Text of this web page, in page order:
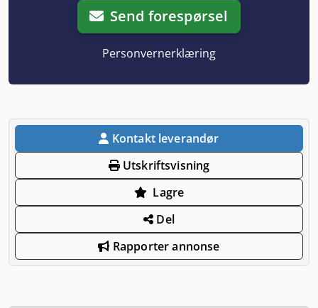
Send forespørsel
Personvernerklæring
Kontakt leverandør
Utskriftsvisning
Lagre
Del
Rapporter annonse